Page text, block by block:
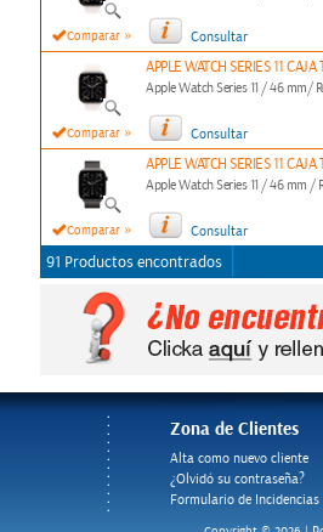
Comparar » Consultar
Comparar »
APPLE WATCH SERIES 11
Apple Watch Series 11 / 46 mm/
Consultar
Comparar »
APPLE WATCH SERIES 11
Apple Watch Series 11 / 46 mm /
Consultar
91 Productos encontrados
Zona de Clientes
Alta como nuevo cliente
¿Olvidó su contraseña?
Formulario de Incidencias